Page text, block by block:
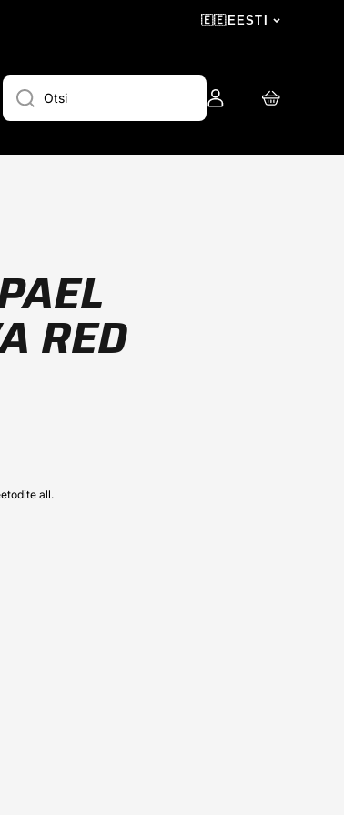
🇪🇪 EESTI
Otsi
Logi
sisse
Ostukorv
RED
all.